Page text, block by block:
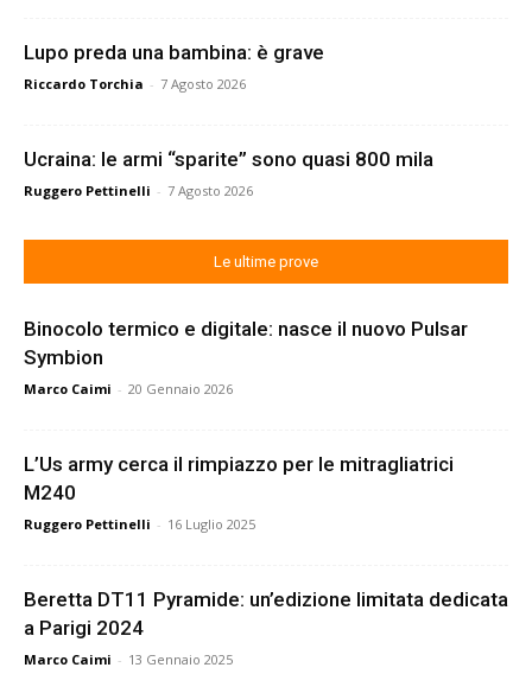
Lupo preda una bambina: è grave
Riccardo Torchia - 7 Agosto 2026
Ucraina: le armi “sparite” sono quasi 800 mila
Ruggero Pettinelli - 7 Agosto 2026
Le ultime prove
Binocolo termico e digitale: nasce il nuovo Pulsar
Symbion
Marco Caimi - 20 Gennaio 2026
L’Us army cerca il rimpiazzo per le mitragliatrici
M240
Ruggero Pettinelli - 16 Luglio 2025
Beretta DT11 Pyramide: un’edizione limitata dedicata
a Parigi 2024
Marco Caimi - 13 Gennaio 2025